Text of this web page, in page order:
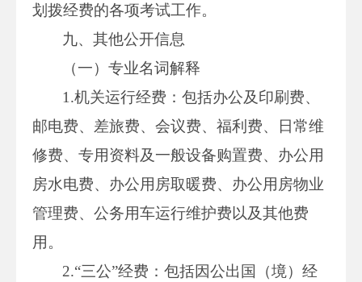
划拨经费的各项考试工作。
九、其他公开信息
（一）专业名词解释
1.机关运行经费：包括办公及印刷费、
邮电费、差旅费、会议费、福利费、日常维
修费、专用资料及一般设备购置费、办公用
房水电费、办公用房取暖费、办公用房物业
管理费、公务用车运行维护费以及其他费
用。
2.“三公”经费：包括因公出国（境）经